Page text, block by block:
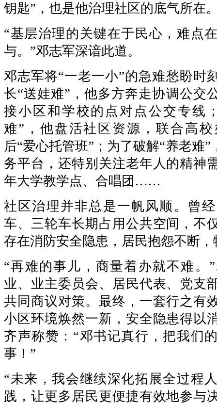
钥匙”，也是他治理社区的底气所在
“基层治理的关键在于民心，难点
与。”邓志军深谙此道。
邓志军将“一老一小”的急难愁盼时
长“送娃难”，他多方奔走协调公交
接小区和学校的点对点公交专线
难”，他盘活社区资源，联合高
后“爱心托管班”；为了破解“养老难
务平台，还特别关注老年人的精神
年大学教学点、合唱团……
社区治理并非总是一帆风顺。曾
车、三轮车长期占用公共空间，不
存在消防安全隐患，居民抱怨不断
“再难的事儿，商量着办就不难。
业、业主委员会、居民代表、党支
共同商议对策。最终，一套行之有
小区环境焕然一新，安全隐患得以
齐声称赞：“邓书记真行，把我们
事！”
“未来，我会继续深化拓展全过程
践，让更多居民更便捷有效地参与